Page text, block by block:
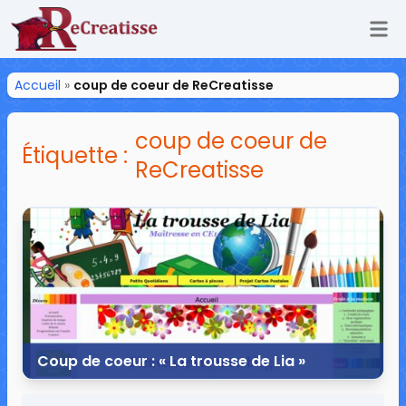
ReCreatisse
Accueil » coup de coeur de ReCreatisse
Étiquette : coup de coeur de
ReCreatisse
Coup de coeur : « La trousse de Lia »